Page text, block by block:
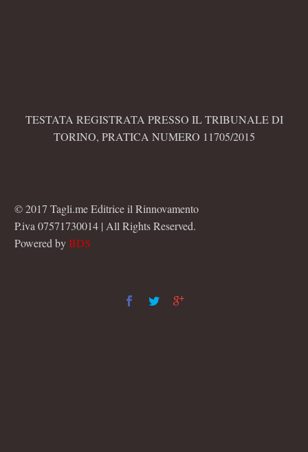
TESTATA REGISTRATA PRESSO IL TRIBUNALE DI
TORINO, PRATICA NUMERO 11705/2015
© 2017 Tagli.me Editrice il Rinnovamento
P.iva 07571730014 | All Rights Reserved.
Powered byBDS